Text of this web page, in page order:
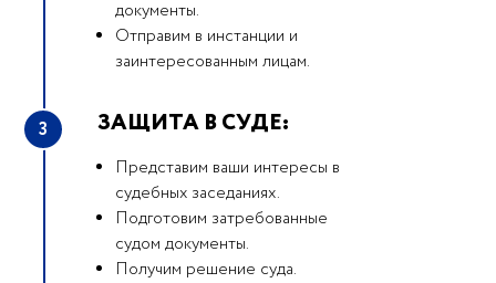
документы.
Отправим в инстанции и
заинтересованным лицам.
3 ЗАЩИТА В СУДЕ:
Представим ваши интересы в
судебных заседаниях.
Подготовим затребованные
судом документы.
Получим решение суда.